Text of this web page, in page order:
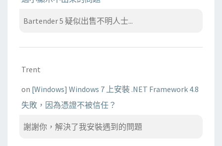
Bartender 5 疑似出售不明人士...
Trent
on [Windows] Windows 7 上安裝 .NET Framework 4.8
失敗，因為憑證不被信任？
謝謝你，解決了我安裝遇到的問題